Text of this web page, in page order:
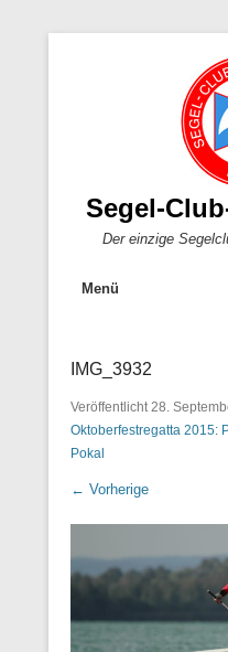
Segel-
Der einzige
Menü
IMG_3932
Veröffentlicht28.
Oktoberfestregatta 2015:
Pokal
← Vorherige